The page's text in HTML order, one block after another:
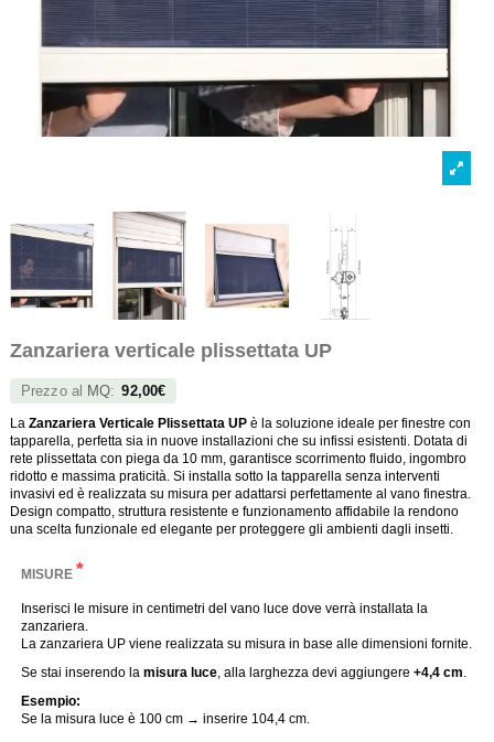
Zanzariera verticale plissettata UP
Prezzo al MQ: 92,00€
La Zanzariera Verticale Plissettata UP è la soluzione ideale per finestre con
tapparella, perfetta sia in nuove installazioni che su infissi esistenti. Dotata di
rete plissettata con piega da 10 mm, garantisce scorrimento fluido, ingombro
ridotto e massima praticità. Si installa sotto la tapparella senza interventi
invasivi ed è realizzata su misura per adattarsi perfettamente al vano finestra.
Design compatto, struttura resistente e funzionamento affidabile la rendono
una scelta funzionale ed elegante per proteggere gli ambienti dagli insetti.
MISURE *
Inserisci le misure in centimetri del vano luce dove verrà installata la
zanzariera.
La zanzariera UP viene realizzata su misura in base alle dimensioni fornite.
Se stai inserendo la misura luce, alla larghezza devi aggiungere +4,4 cm.
Esempio:
Se la misura luce è 100 cm → inserire 104,4 cm.